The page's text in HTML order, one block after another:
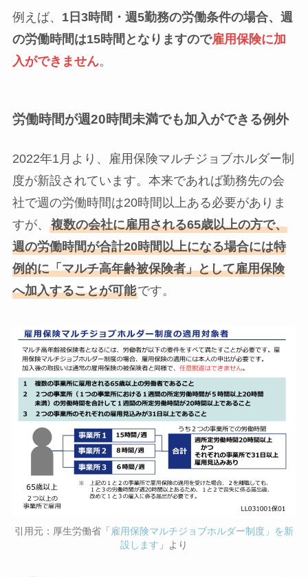
例えば、 1日3時間・週5勤務の労働条件の場合、週
の労働時間は15時間となりますので雇用保険に加
入ができません。
労働時間が週20時間未満でも加入ができる例外
2022年1月より、雇用保険マルチジョブホルダー制
度が新設されています。本来であれば勤務先の会
社で週の労働時間は20時間以上ある必要がありま
すが、 複数の会社に雇用される65歳以上の方で、
週の労働時間が合計20時間以上になる場合には特
例的に「マルチ高年齢被保険者」として雇用保険
へ加入することが可能です。
引用元：厚生労働省「 雇用保険マルチジョブホルダー制度」を新
設します 」より